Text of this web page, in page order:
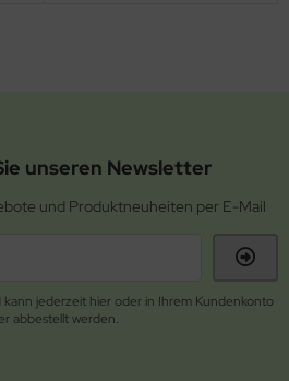
unseren Newsletter
und Produktneuheiten per E-Mail
jederzeit hier oder in Ihrem Kundenkonto
abbestellt werden.